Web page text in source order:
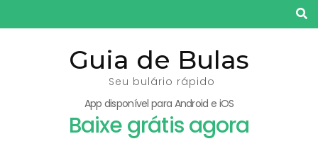
para
Guia de Bulas
Seu bulário rápido
App disponível para Android e iOS
Baixe grátis agora